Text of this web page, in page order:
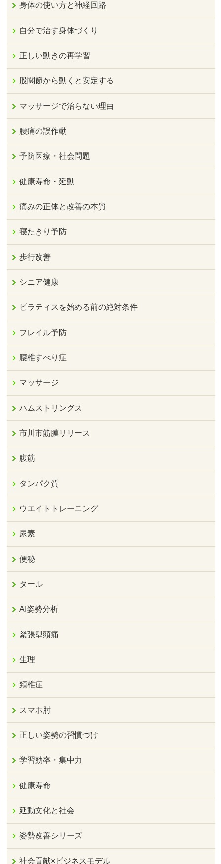
身体の使い方と神経回路
自分で治す身体づくり
正しい動きの再学習
股関節から動くと安定する
マッサージで治らない理由
腰痛の誤作動
予防医療・社会問題
健康寿命・延動
痛みの正体と改善の本質
寝たきり予防
歩行改善
シニア健康
ピラティスを始める前の絶対条件
フレイル予防
腰椎すべり症
マッサージ
ハムストリングス
市川市筋膜リリース
腹筋
タンパク質
ウエイトトレーニング
尿素
便秘
タール
AI姿勢分析
緊張型頭痛
生理
頚椎症
スマホ肘
正しい姿勢の習慣づけ
学習効率・集中力
健康寿命
延動文化と社会
姿勢改善シリーズ
社会貢献×ビジネスモデル